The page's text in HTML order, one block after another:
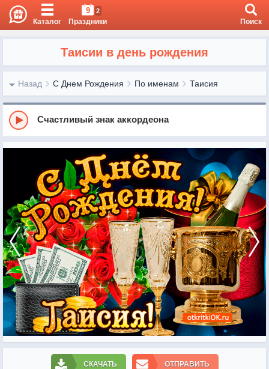
Каталог
9 2
Праздники Поиск
Таисии в день рождения
Назад С Днем Рождения По именам Таисия
Счастливый знак аккордеона
СКАЧАТЬ ОТПРАВИТЬ